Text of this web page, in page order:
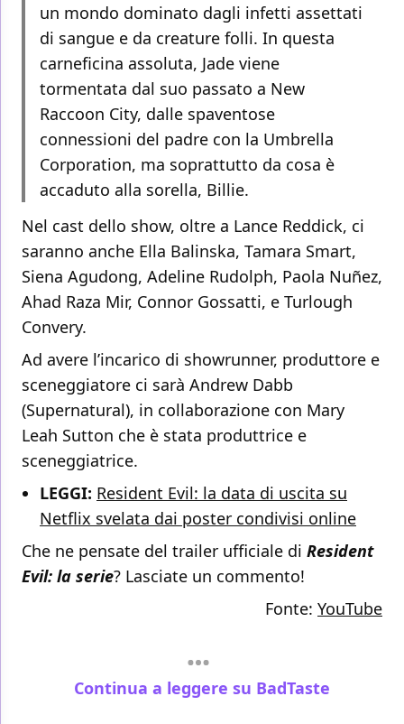
un mondo dominato dagli infetti assettati
di sangue e da creature folli. In questa
carneficina assoluta, Jade viene
tormentata dal suo passato a New
Raccoon City, dalle spaventose
connessioni del padre con la Umbrella
Corporation, ma soprattutto da cosa è
accaduto alla sorella, Billie.
Nel cast dello show, oltre a Lance Reddick, ci
saranno anche Ella Balinska, Tamara Smart,
Siena Agudong, Adeline Rudolph, Paola Nuñez,
Ahad Raza Mir, Connor Gossatti, e Turlough
Convery.
Ad avere l’incarico di showrunner, produttore e
sceneggiatore ci sarà Andrew Dabb
(Supernatural), in collaborazione con Mary
Leah Sutton che è stata produttrice e
sceneggiatrice.
LEGGI: Resident Evil: la data di uscita su
Netflix svelata dai poster condivisi online
Che ne pensate del trailer ufficiale di Resident
Evil: la serie? Lasciate un commento!
Fonte: YouTube
Continua a leggere su BadTaste